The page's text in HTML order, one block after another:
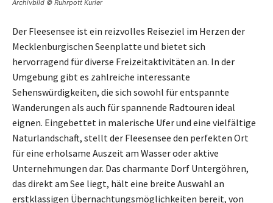
Archivbild © Ruhrpott Kurier
Der Fleesensee ist ein reizvolles Reiseziel im Herzen der
Mecklenburgischen Seenplatte und bietet sich
hervorragend für diverse Freizeitaktivitäten an. In der
Umgebung gibt es zahlreiche interessante
Sehenswürdigkeiten, die sich sowohl für entspannte
Wanderungen als auch für spannende Radtouren ideal
eignen. Eingebettet in malerische Ufer und eine vielfältige
Naturlandschaft, stellt der Fleesensee den perfekten Ort
für eine erholsame Auszeit am Wasser oder aktive
Unternehmungen dar. Das charmante Dorf Untergöhren,
das direkt am See liegt, hält eine breite Auswahl an
erstklassigen Übernachtungsmöglichkeiten bereit, von